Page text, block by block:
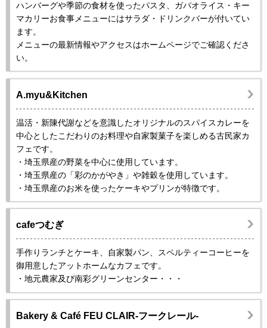
ハンバーグや季節の食材を使ったパスタ、ガパオライス・キー
マカリーお食事メニューにはサラダ・ドリンクバーが付いてい
ます。
メニューの最新情報やアクセスはホームページでご確認くださ
い。
A.myu&Kitchen
温活・新陳代謝などを意識したオリジナルのスパイスカレーを
中心としたこだわりのお料理や自家製菓子を楽しめる古民家カ
フェです。
・埼玉県産の野菜を中心に使用しています。
・埼玉県産の「彩のかがやき」や雑穀を使用しています。
・埼玉県産のお米を使ったケーキやプリンが特徴です。
cafeつむぎ
手作りランチとケーキ、自家製パン、スペルティーコーヒーを
御用意したアットホームなカフェです。
・地元農家及び南彩グリーンセンター・・・
Bakery & Café FEU CLAIR-フークレール-